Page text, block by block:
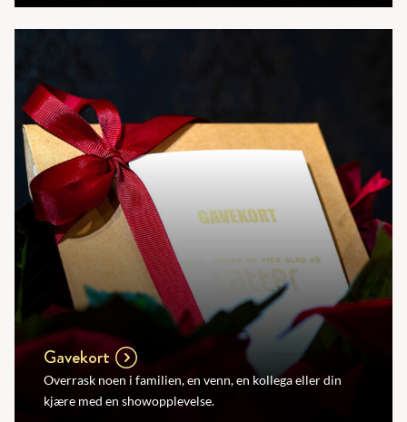
Gavekort
Overrask noen i familien, en venn, en kollega eller din
kjære med en showopplevelse.